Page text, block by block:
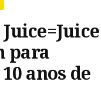
para
anos de